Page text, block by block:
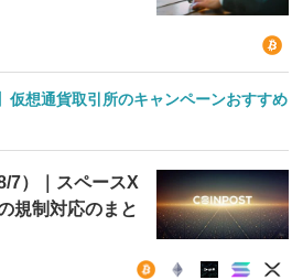
仮想通貨取引所のキャンペーンおすすめ
7）｜スペースX
規制対応のまと